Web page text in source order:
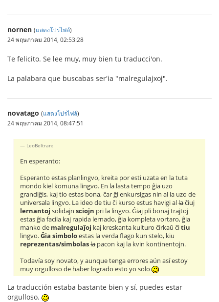
nornen (แสดงโปรไฟล์)
24 พฤษภาคม 2014, 02:53:28
Te felicito. Se lee muy, muy bien tu traducci'on.
La palabara que buscabas ser'ia "malregulajxoj".
novatago (แสดงโปรไฟล์)
24 พฤษภาคม 2014, 08:47:51
LeoBeltran:
En esperanto:
Esperanto estas planlingvo, kreita por esti uzata en la tuta
mondo kiel komuna lingvo. En la lasta tempo ĝia uzo
grandiĝis, kaj tio estas bona, ĉar ĝi enkursigas nin al la uzo de
universala lingvo. La ideo de tiu ĉi kurso estus havigi allaĉiuj
lernantoj solidajnsciojn pri la lingvo. Ĝiaj pli bonaj trajtoj
estas ĝia facila kaj rapida lernado, ĝia kompleta vortaro, ĝia
manko de malregulaĵoj kaj kreskanta kulturo ĉirkaŭ ĉitiu
lingvo.Ĝia simboloestas la verda flago kun stelo, kiu
reprezentas/simbolaslapacon kaj la kvin kontinentojn.
Todavía soy novato, y aunque tenga errores aún así estoy
muy orgulloso de haber logrado esto yo solo
La traducción estaba bastante bien y sí, puedes estar
orgulloso.